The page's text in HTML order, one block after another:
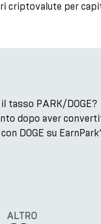
criptovalute per
tasso PARK/DOGE?
dopo aver
DOGE su
ALTRO